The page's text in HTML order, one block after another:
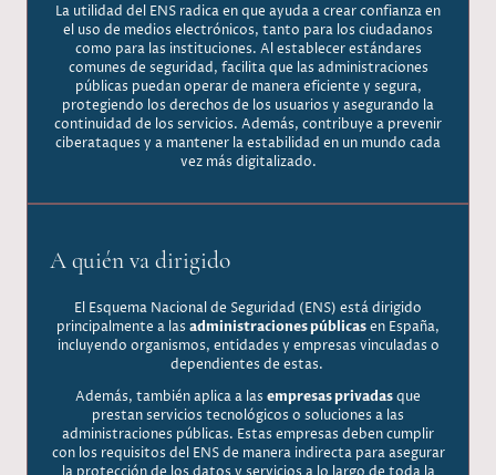
La utilidad del ENS radica en que ayuda a crear confianza en
el uso de medios electrónicos, tanto para los ciudadanos
como para las instituciones. Al establecer estándares
comunes de seguridad, facilita que las administraciones
públicas puedan operar de manera eficiente y segura,
protegiendo los derechos de los usuarios y asegurando la
continuidad de los servicios. Además, contribuye a prevenir
ciberataques y a mantener la estabilidad en un mundo cada
vez más digitalizado.
A quién va dirigido
El Esquema Nacional de Seguridad (ENS) está dirigido
principalmente a las administraciones públicasen España,
incluyendo organismos, entidades y empresas vinculadas o
dependientes de estas.
Además, también aplica a las empresas privadasque
prestan servicios tecnológicos o soluciones a las
administraciones públicas. Estas empresas deben cumplir
con los requisitos del ENS de manera indirecta para asegurar